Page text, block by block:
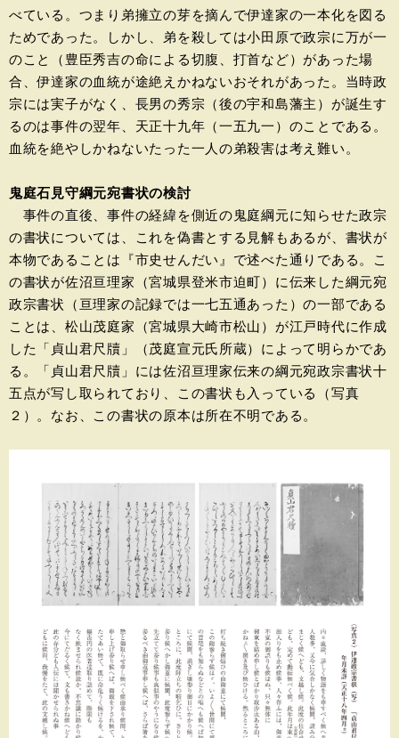
べている。つまり弟擁立の芽を摘んで伊達家の一本化を図る
ためであった。しかし、弟を殺しては小田原で政宗に万が一
のこと（豊臣秀吉の命による切腹、打首など）があった場
合、伊達家の血統が途絶えかねないおそれがあった。当時政
宗には実子がなく、長男の秀宗（後の宇和島藩主）が誕生す
るのは事件の翌年、天正十九年（一五九一）のことである。
血統を絶やしかねないたった一人の弟殺害は考え難い。
鬼庭石見守綱元宛書状の検討
事件の直後、事件の経緯を側近の鬼庭綱元に知らせた政宗
の書状については、これを偽書とする見解もあるが、書状が
本物であることは『市史せんだい』で述べた通りである。こ
の書状が佐沼亘理家（宮城県登米市迫町）に伝来した綱元宛
政宗書状（亘理家の記録では一七五通あった）の一部である
ことは、松山茂庭家（宮城県大崎市松山）が江戸時代に作成
した「貞山君尺牘」（茂庭宣元氏所蔵）によって明らかであ
る。「貞山君尺牘」には佐沼亘理家伝来の綱元宛政宗書状十
五点が写し取られており、この書状も入っている（写真
２）。なお、この書状の原本は所在不明である。